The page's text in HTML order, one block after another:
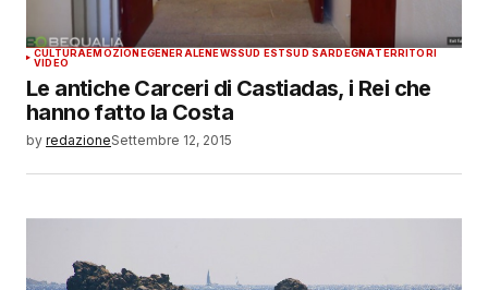
CULTURAEMOZIONEGENERALENEWSSUD ESTSUD SARDEGNATERRITORI
VIDEO
Le antiche Carceri di Castiadas, i Rei che
hanno fatto la Costa
by redazioneSettembre 12, 2015